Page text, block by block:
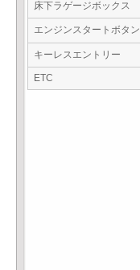
床下ラゲージボックス
エンジンスタートボタン
キーレスエントリー
ETC